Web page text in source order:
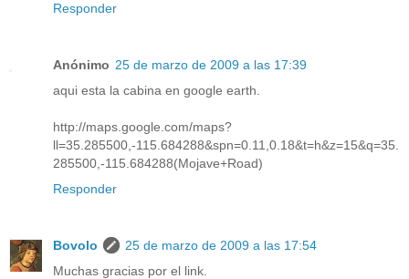
Responder
Anónimo 25 de marzo de 2009 a las 17:39
aqui esta la cabina en google earth.
http://maps.google.com/maps?
ll=35.285500,-115.684288&spn=0.11,0.18&t=h&z=15&q=35.
285500,-115.684288(Mojave+Road)
Responder
Bovolo
25 de marzo de 2009 a las 17:54
Muchas gracias por el link.